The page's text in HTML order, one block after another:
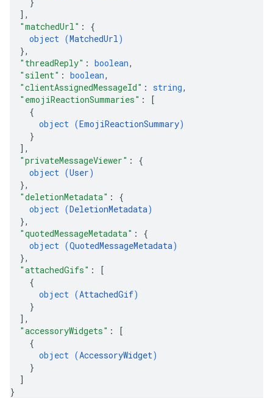
] ,
"matchedUrl" : {
object (MatchedUrl)
},
"threadReply" : boolean,
"silent" : boolean,
"clientAssignedMessageId" : string,
"emojiReactionSummaries" :
[
{
object (EmojiReactionSummary)
}
] ,
"privateMessageViewer" : {
object (User)
},
"deletionMetadata" : {
object (DeletionMetadata)
},
"quotedMessageMetadata" : {
object (QuotedMessageMetadata)
},
"attachedGifs" :
[
{
object (AttachedGif)
}
] ,
"accessoryWidgets" :
[
{
object (AccessoryWidget)
}
]
}